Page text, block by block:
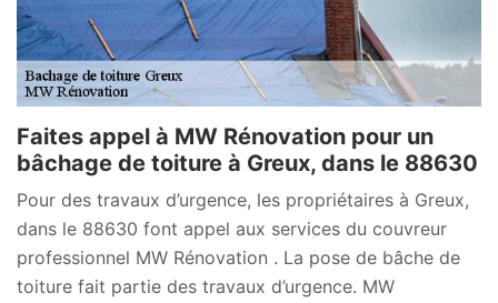
Faites appel à MW Rénovation pour un
bâchage de toiture à Greux, dans le 88630
Pour des travaux d’urgence, les propriétaires à Greux,
dans le 88630 font appel aux services du couvreur
professionnel MW Rénovation . La pose de bâche de
toiture fait partie des travaux d’urgence. MW